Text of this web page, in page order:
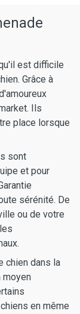
est difficile
Grâce à
Ils
place lorsque
sont
et pour
sérénité. De
ou de votre
chien dans la
moyen
en même